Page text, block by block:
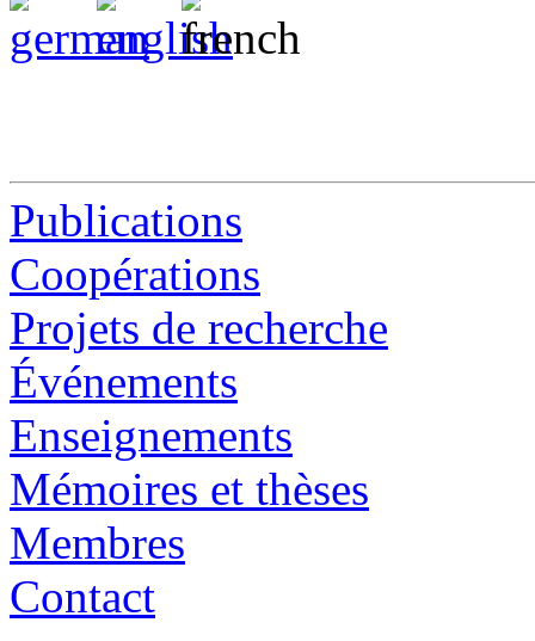
Publications
Coopérations
Projets de recherche
Événements
Enseignements
Mémoires et thèses
Membres
Contact